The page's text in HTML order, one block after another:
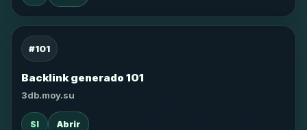
#101
Backlink generado 101
3db.moy.su
SI Abrir